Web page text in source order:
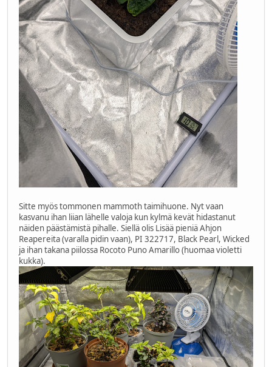
Sitte myös tommonen mammoth taimihuone. Nyt vaan
kasvanu ihan liian lähelle valoja kun kylmä kevät hidastanut
näiden päästämistä pihalle. Siellä olis Lisää pieniä Ahjon
Reapereita (varalla pidin vaan), PI 322717, Black Pearl, Wicked
ja ihan takana piilossa Rocoto Puno Amarillo (huomaa violetti
kukka).